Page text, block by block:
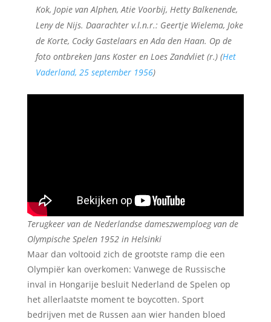
Kok, Jopie van Alphen, Atie Voorbij, Hetty Balkenende,
Leny de Nijs. Daarachter v.l.n.r.: Geertje Wielema, Joke
de Korte, Cocky Gastelaars en Ada den Haan. Op de
foto ontbreken Jans Koster en Loes Zandvliet (r.) (Het
Vaderland, 25 september 1956)
Terugkeer van de Nederlandse dameszwemploeg van de
Olympische Spelen 1952 in Helsinki
Maar dan voltooid zich de grootste ramp die een
Olympiër kan overkomen: Vanwege de Russische
inval in Hongarije besluit Nederland de Spelen op
het allerlaatste moment te boycotten. Sport
bedrijven met de Russen aan wier handen bloed